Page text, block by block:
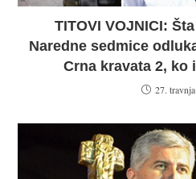
TITOVI VOJNICI:
Naredne sedmice
Crna kravata 2, ko
27.